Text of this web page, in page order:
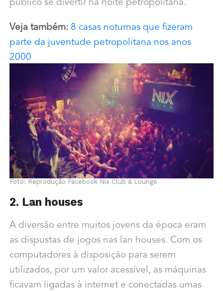
público se divertir na noite petropolitana.
Veja também: 8 casas noturnas que fizeram
parte da juventude petropolitana nos anos
2000
Foto: Reprodução Facebook Nix Club & Lounge
2. Lan houses
A diversão entre muitos jovens da época eram
as dispustas de jogos nas lan houses. Com os
computadores à disposição para serem
utilizados, por um valor acessível, as máquinas
ficavam ligadas à internet e conectadas umas